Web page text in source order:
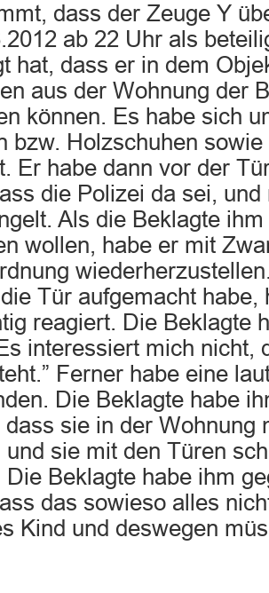
dass der Zeuge Y
ab 22 Uhr als
hat, dass er in dem
aus der Wohnung der
können. Es habe sich
bzw. Holzschuhen
Er habe dann vor der
die Polizei da sei,
Als die Beklagte
wollen, habe er mit
Tür aufgemacht habe,
reagiert. Die Beklagte
interessiert mich nicht,
Ferner habe eine
Die Beklagte habe
dass sie in der Wohnung
und sie mit den Türen
Die Beklagte habe ihm
das sowieso alles
Kind und deswegen